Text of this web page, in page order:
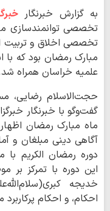
به گزارش خبرنگار
تخصصی توانمندسازی
تخصصی اخلاق و تربیت
مبارک رمضان بود که
علمیه خراسان همراه
حجت‌الاسلام رضایی،
گفت‌وگو با خبرنگار
ماه مبارک رمضان
آگاهی دینی مبلغان و
دوره رمضان الکریم با
این دوره با تمرکز
خدیجه
احکام، و احکام